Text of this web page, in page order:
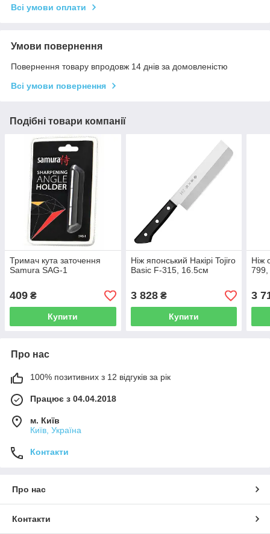
Всі умови оплати
Умови повернення
Повернення товару впродовж 14 днів за домовленістю
Всі умови повернення
Подібні товари компанії
Тримач кута заточення
Samura SAG-1
409 ₴
Купити
Ніж японський Накірі Tojiro
Basic F-315, 16.5см
3 828₴
Купити
Ніж
3
Про нас
100% позитивних з 12 відгуків за рік
Працює з 04.04.2018
м. Київ
Київ, Україна
Контакти
Про нас
Контакти